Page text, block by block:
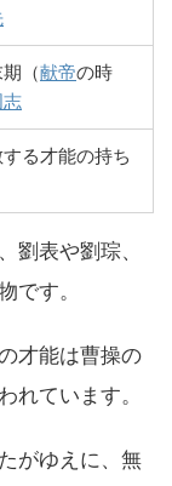
（献帝の時
る才能の持ち
劉表や劉琮、
です。
才能は曹操の
れています。
がゆえに、無